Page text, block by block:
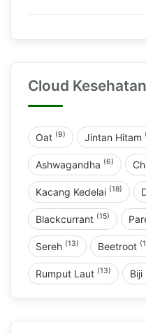
Cloud
Oat (9) Jintan Hitam
Ashwagandha (6)
Kacang Kedelai (18)
Blackcurrant (15)
Sereh (13) Beetroot
Rumput Laut (13) Biji